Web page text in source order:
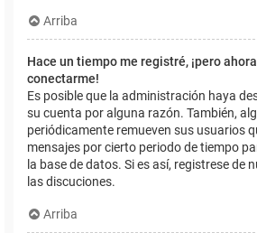
Arriba
Hace un tiempo me registré, ¡pero
conectarme!
Es posible que la administración haya
su cuenta por alguna razón. También,
periódicamente remueven sus usuarios
mensajes por cierto periodo de tiempo
la base de datos. Si es así, registrese de
las discuciones.
Arriba